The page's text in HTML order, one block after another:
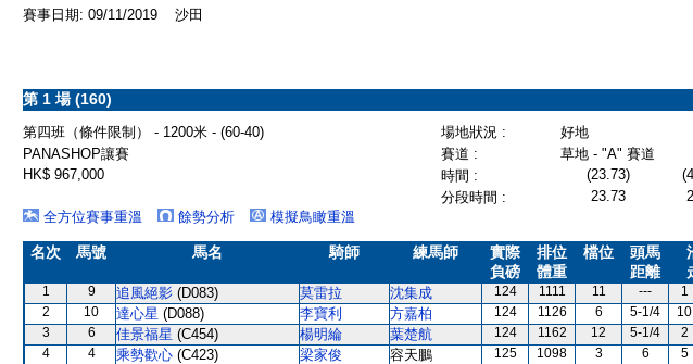
賽事日期: 09/11/2019 沙田
第 1 場 (160)
第四班（條件限制） - 1200米 - (60-40) 場地狀況 :
好地
PANASHOP讓賽
賽道 :
草地 - "A" 賽道
HK$ 967,000
時間 : (23.73)
分段時間 :
23.73
全方位賽事重溫
餘勢分析 模擬鳥瞰重溫
名次 馬號 馬名 騎師 練馬師
實際
負磅
排位
體重
檔位
頭馬
距離
1 9 追風絕影 (D083) 莫雷拉 沈集成 124 1111 11 --- 1
2
10 達心星 (D088) 李寶利 方嘉柏 124 1126 6 5-1/4 10
3
6 佳景福星 (C454) 楊明綸 葉楚航 124 1162 12 5-1/4 2
4
4 乘勢歡心 (C423) 梁家俊 容天鵬 125 1098 3 6 5